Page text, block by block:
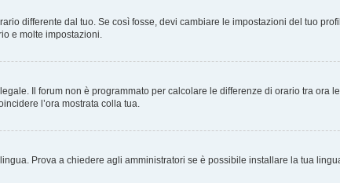
differente dal tuo. Se così fosse, devi cambiare le impostazioni del tuo
e molte impostazioni.
Il forum non è programmato per calcolare le differenze di orario tra ora
l’ora mostrata colla tua.
Prova a chiedere agli amministratori se è possibile installare la tua